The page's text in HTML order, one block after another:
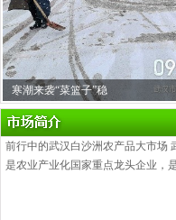
寒潮来袭“菜篮子”稳
前行中的武汉白沙洲农产品大市场
是农业产业化国家重点龙头企业，